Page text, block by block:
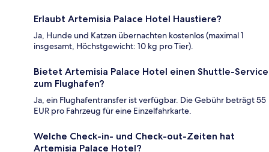
Erlaubt Artemisia Palace Hotel Haustiere?
Ja, Hunde und Katzen übernachten kostenlos (maximal 1
insgesamt, Höchstgewicht: 10 kg pro Tier).
Bietet Artemisia Palace Hotel einen Shuttle-Service
zum Flughafen?
Ja, ein Flughafentransfer ist verfügbar. Die Gebühr beträgt 55
EUR pro Fahrzeug für eine Einzelfahrkarte.
Welche Check-in- und Check-out-Zeiten hat
Artemisia Palace Hotel?